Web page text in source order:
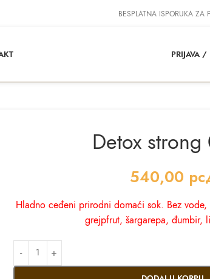
BESPLATNA ISPORUKA
PRIJAVA /
Detox
540,00
Hladno ceđeni prirodni domaći sok. Bez vode,
grejpfrut, šargarepa, đumbir,